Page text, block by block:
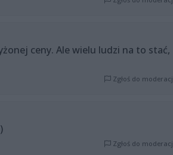
ceny. Ale wielu ludzi na to stać,
Zgłoś do
Zgłoś do